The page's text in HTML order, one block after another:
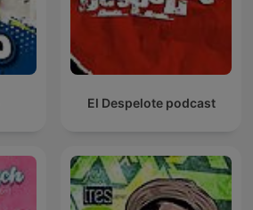
El Despelote podcast